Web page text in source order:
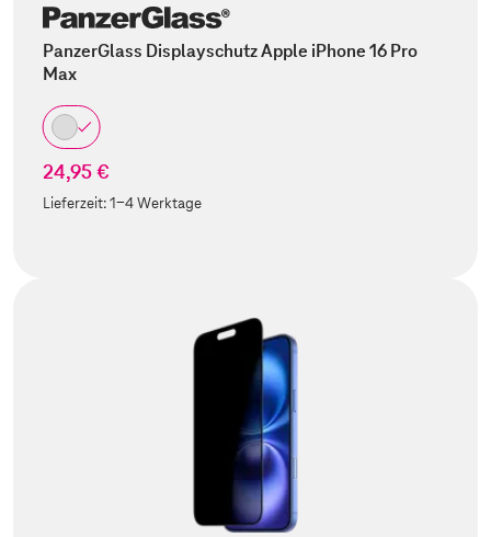
PanzerGlass Displayschutz Apple iPhone 16 Pro
Max
24,95 €
Lieferzeit:1-4 Werktage